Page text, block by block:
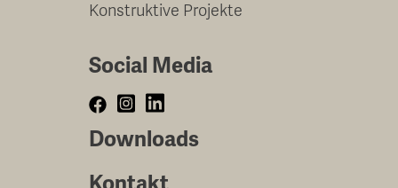
Konstruktive Projekte
Social Media
Downloads